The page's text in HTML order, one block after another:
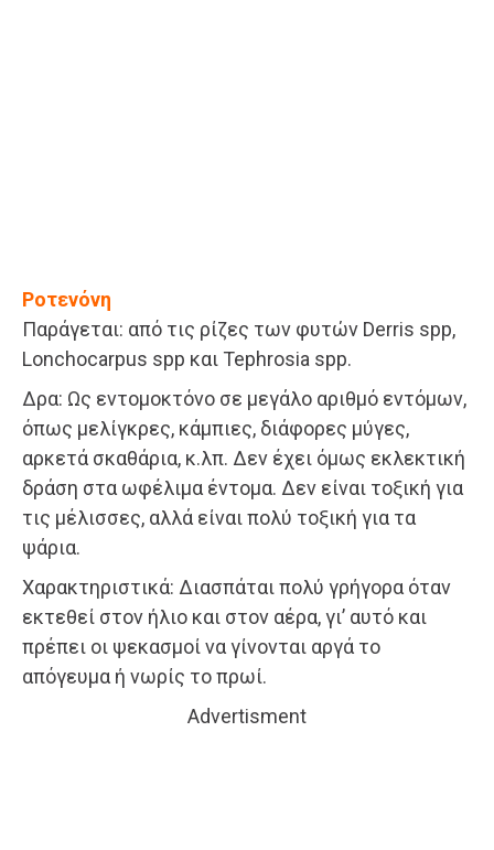
Ροτενόνη
Παράγεται: από τις ρίζες των φυτών Derris spp,
Lonchocarpus spp και Tephrosia spp.
Δρα: Ως εντομοκτόνο σε μεγάλο αριθμό εντόμων,
όπως μελίγκρες, κάμπιες, διάφορες μύγες,
αρκετά σκαθάρια, κ.λπ. Δεν έχει όμως εκλεκτική
δράση στα ωφέλιμα έντομα. Δεν είναι τοξική για
τις μέλισσες, αλλά είναι πολύ τοξική για τα
ψάρια.
Χαρακτηριστικά: Διασπάται πολύ γρήγορα όταν
εκτεθεί στον ήλιο και στον αέρα, γι’ αυτό και
πρέπει οι ψεκασμοί να γίνονται αργά το
απόγευμα ή νωρίς το πρωί.
Advertisment